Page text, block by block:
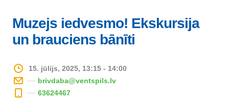
Muzejs iedvesmo! Ekskursija
un brauciens bānīti
15. jūlijs, 2025, 13:15 - 14:00
brivdaba@ventspils.lv
63624467